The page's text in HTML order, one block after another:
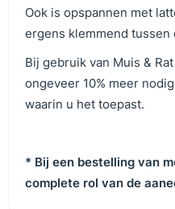
Ook is opspannen met
ergens klemmend tussen
Bij gebruik van Muis &
ongeveer 10% meer
waarin u het toepast.
* Bij een bestelling van
complete rol van de